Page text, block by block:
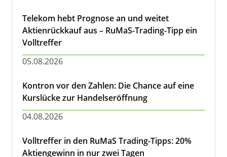
Telekom hebt Prognose an und weitet
Aktienrückkauf aus – RuMaS-Trading-Tipp ein
Volltreffer
05.08.2026
Kontron vor den Zahlen: Die Chance auf eine
Kurslücke zur Handelseröffnung
04.08.2026
Volltreffer in den RuMaS Trading-Tipps: 20%
Aktiengewinn in nur zwei Tagen